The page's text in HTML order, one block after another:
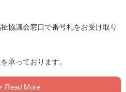
協議会窓口で番号札をお受け取り
承っております。
Read More